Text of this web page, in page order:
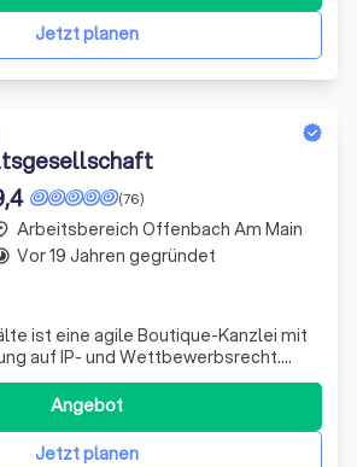
Jetzt planen
(76)
ist eine agile Boutique-Kanzlei mit
auf IP- und Wettbewerbsrecht.
Mandanten unterschiedlicher
von kleinen, innovativen Start-ups
börsennotierten Konzernen. Der
Arbeit liegt h
Jetzt planen
Angebot
Arbeitsbereich Offenbach Am Main
Vor 19 Jahren gegründet